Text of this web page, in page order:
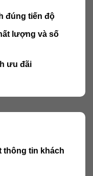
đúng tiến độ
lượng và số
ưu đãi
thông tin khách